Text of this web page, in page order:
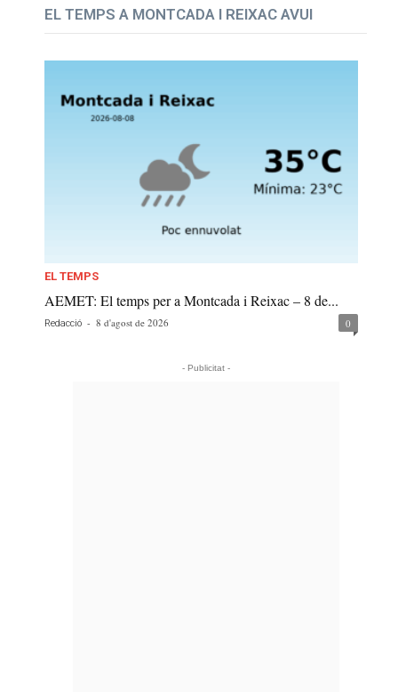
EL TEMPS A MONTCADA I REIXAC AVUI
EL TEMPS
AEMET: El temps per a Montcada i Reixac – 8 de...
Redacció - 8 d'agost de 2026 0
- Publicitat -